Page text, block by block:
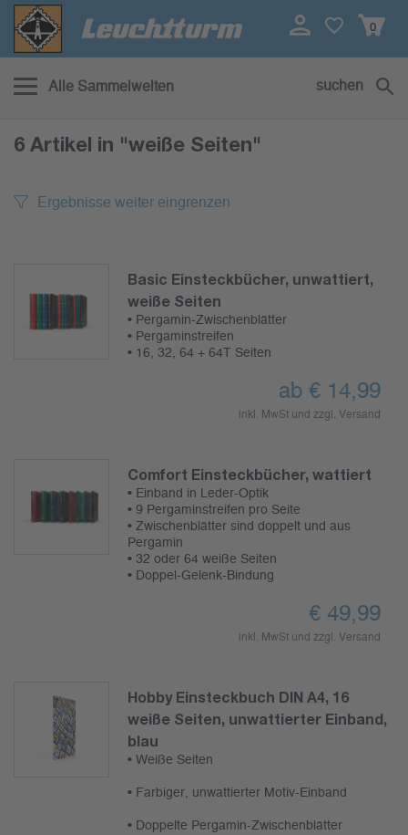
0
Alle Sammelwelten suchen
6 Artikel in "weiße Seiten"
Ergebnisse weiter eingrenzen
Basic Einsteckbücher, unwattiert,
weiße Seiten
• Pergamin-Zwischenblätter
• Pergaminstreifen
• 16, 32, 64 + 64T Seiten
ab € 14,99
inkl. MwSt und zzgl. Versand
Comfort Einsteckbücher, wattiert
• Einband in Leder-Optik
• 9 Pergaminstreifen pro Seite
• Zwischenblätter sind doppelt und aus
Pergamin
• 32 oder 64 weiße Seiten
• Doppel-Gelenk-Bindung
€ 49,99
inkl. MwSt und zzgl. Versand
Hobby Einsteckbuch DIN A4, 16
weiße Seiten, unwattierter Einband,
blau
• Weiße Seiten
• Farbiger, unwattierter Motiv-Einband
• Doppelte Pergamin-Zwischenblätter